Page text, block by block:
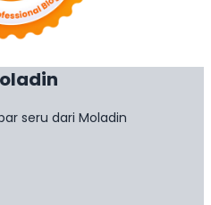
seru dari Moladin